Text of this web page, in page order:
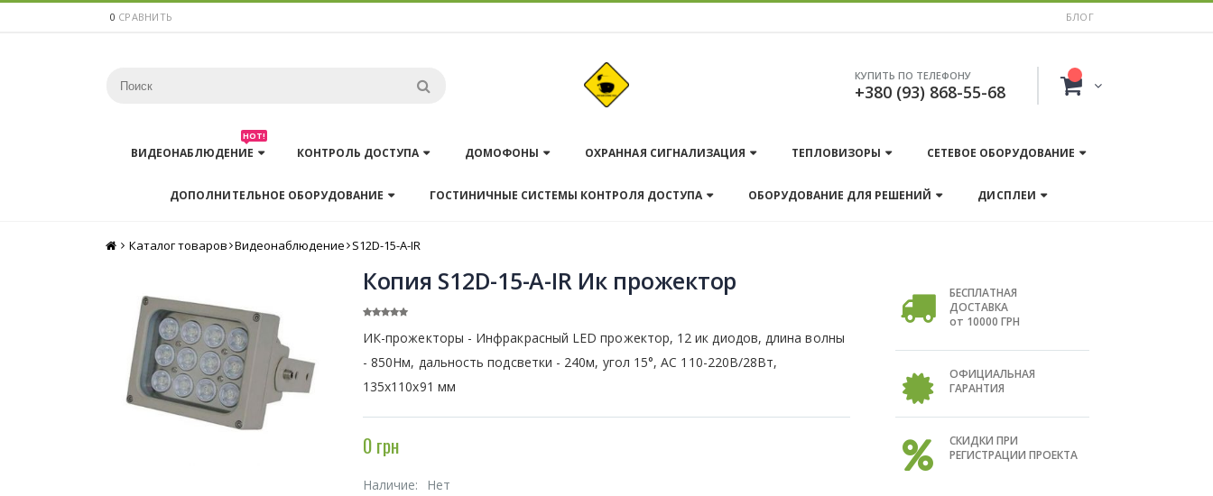
0 СРАВНИТЬ БЛОГ
КУПИТЬ ПО ТЕЛЕФОНУ
+380 (93) 868-55-68
ВИДЕОНАБЛЮДЕНИЕ
HOT!
КОНТРОЛЬ ДОСТУПА ДОМОФОНЫ ОХРАННАЯ СИГНАЛИЗАЦИЯ ТЕПЛОВИЗОРЫ СЕТЕВОЕ ОБОРУДОВАНИЕ
ДОПОЛНИТЕЛЬНОЕ ОБОРУДОВАНИЕ ГОСТИНИЧНЫЕ СИСТЕМЫ КОНТРОЛЯ ДОСТУПА ОБОРУДОВАНИЕ ДЛЯ РЕШЕНИЙ ДИСПЛЕИ
Главная
Каталог товаров Видеонаблюдение S12D-15-A-IR
Копия S12D-15-A-IR Ик прожектор
ИК-прожекторы - Инфракрасный LED прожектор, 12 ик диодов, длина волны
- 850Нм, дальность подсветки - 240м, угол 15°, AC 110-220В/28Вт,
135x110х91 мм
0 грн
Наличие: Нет
БЕСПЛАТНАЯ
ДОСТАВКА
от 10000 ГРН
ОФИЦИАЛЬНАЯ
ГАРАНТИЯ
СКИДКИ ПРИ
РЕГИСТРАЦИИ ПРОЕКТА